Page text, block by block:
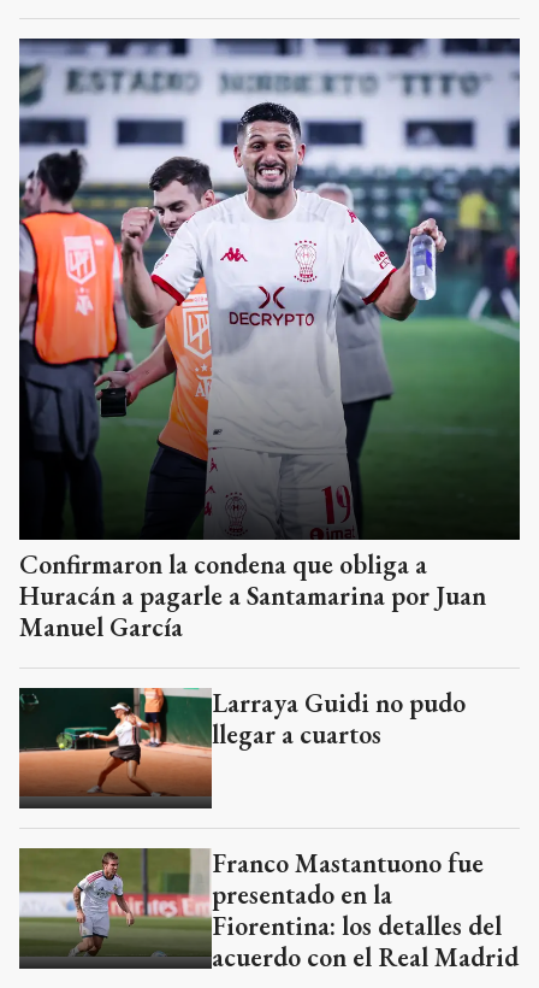
Confirmaron la condena que obliga a
Huracán a pagarle a Santamarina por Juan
Manuel García
Larraya Guidi no pudo
llegar a cuartos
Franco Mastantuono fue
presentado en la
Fiorentina: los detalles del
acuerdo con el Real Madrid